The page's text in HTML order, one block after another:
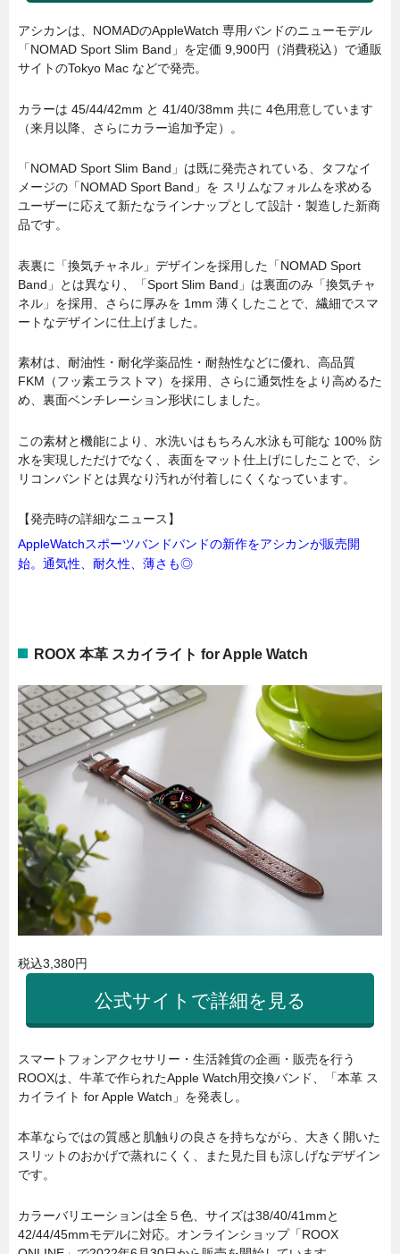
アシカンは、NOMADのAppleWatch 専用バンドのニューモデル
「NOMAD Sport Slim Band」を定価 9,900円（消費税込）で通販
サイトのTokyo Mac などで発売。
カラーは 45/44/42mm と 41/40/38mm 共に 4色用意しています
（来月以降、さらにカラー追加予定）。
「NOMAD Sport Slim Band」は既に発売されている、タフなイ
メージの「NOMAD Sport Band」を スリムなフォルムを求める
ユーザーに応えて新たなラインナップとして設計・製造した新商
品です。
表裏に「換気チャネル」デザインを採用した「NOMAD Sport
Band」とは異なり、「Sport Slim Band」は裏面のみ「換気チャ
ネル」を採用、さらに厚みを 1mm 薄くしたことで、繊細でスマ
ートなデザインに仕上げました。
素材は、耐油性・耐化学薬品性・耐熱性などに優れ、高品質
FKM（フッ素エラストマ）を採用、さらに通気性をより高めるた
め、裏面ベンチレーション形状にしました。
この素材と機能により、水洗いはもちろん水泳も可能な 100% 防
水を実現しただけでなく、表面をマット仕上げにしたことで、シ
リコンバンドとは異なり汚れが付着しにくくなっています。
【発売時の詳細なニュース】
AppleWatchスポーツバンドバンドの新作をアシカンが販売開
始。通気性、耐久性、薄さも◎
ROOX 本革 スカイライト for Apple Watch
税込3,380円
公式サイトで詳細を見る
スマートフォンアクセサリー・生活雑貨の企画・販売を行う
ROOXは、牛革で作られたApple Watch用交換バンド、「本革 ス
カイライト for Apple Watch」を発表し。
本革ならではの質感と肌触りの良さを持ちながら、大きく開いた
スリットのおかげで蒸れにくく、また見た目も涼しげなデザイン
です。
カラーバリエーションは全５色、サイズは38/40/41mmと
42/44/45mmモデルに対応。オンラインショップ「ROOX